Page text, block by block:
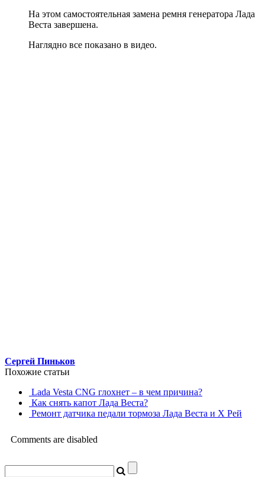
На этом самостоятельная замена ремня генератора Лада
Веста завершена.
Наглядно все показано в видео.
Сергей Пиньков
Похожие статьи
Lada Vesta CNG глохнет – в чем причина?
Как снять капот Лада Веста?
Ремонт датчика педали тормоза Лада Веста и Х Рей
Comments are disabled